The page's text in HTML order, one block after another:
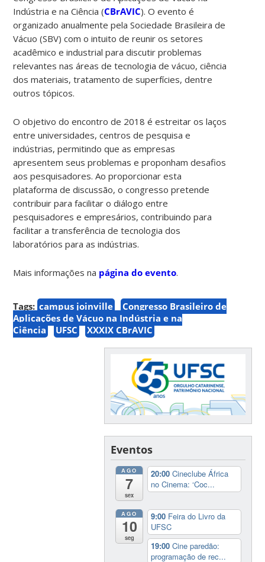
Indústria e na Ciência (CBrAVIC). O evento é
organizado anualmente pela Sociedade Brasileira de
Vácuo (SBV) com o intuito de reunir os setores
acadêmico e industrial para discutir problemas
relevantes nas áreas de tecnologia de vácuo, ciência
dos materiais, tratamento de superfícies, dentre
outros tópicos.
O objetivo do encontro de 2018 é estreitar os laços
entre universidades, centros de pesquisa e
indústrias, permitindo que as empresas
apresentem seus problemas e proponham desafios
aos pesquisadores. Ao proporcionar esta
plataforma de discussão, o congresso pretende
contribuir para facilitar o diálogo entre
pesquisadores e empresários, contribuindo para
facilitar a transferência de tecnologia dos
laboratórios para as indústrias.
Mais informações na página do evento.
Tags: campus joinville
Congresso Brasileiro de
Aplicações de Vácuo na Indústria e na
Ciência
UFSC XXXIX CBrAVIC
Eventos
AGO
7
sex
20:00Cineclube África
no Cinema: ‘Coc...
AGO
10
seg
9:00 Feira do Livro da
UFSC
19:00Cine paredão:
programação de rec...